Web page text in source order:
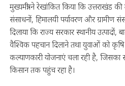
मुख्यमंत्री ने रेखांकित किया कि उत्तराखंड
संसाधनों, हिमालयी पर्यावरण और ग्रामीण
दिलाया कि राज्य सरकार स्थानीय
वैश्विक पहचान दिलाने तथा युवाओं को
कल्याणकारी योजनाएं चला रही है,
किसान तक पहुंच रहा है।